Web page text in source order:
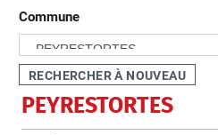
Commune
PEYRESTORTES